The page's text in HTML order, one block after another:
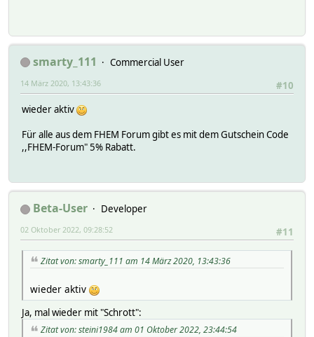
smarty_111
Commercial User
#10
14 März 2020, 13:43:36
wieder aktiv
Für alle aus dem FHEM Forum gibt es mit dem Gutschein Code
,,FHEM-Forum" 5% Rabatt.
Beta-User
Developer
#11
02 Oktober 2022, 09:28:52
Zitat von: smarty_111 am 14 März 2020, 13:43:36
wieder aktiv
Ja, mal wieder mit "Schrott":
Zitat von: steini1984 am 01 Oktober 2022, 23:44:54